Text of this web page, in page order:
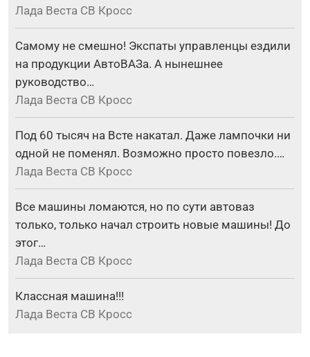
Лада Веста СВ Кросс
Самому не смешно! Экспаты управленцы ездили
на продукции АвтоВАЗа. А нынешнее
руководство…
Лада Веста СВ Кросс
Под 60 тысяч на Всте накатал. Даже лампочки ни
одной не поменял. Возможно просто повезло.…
Лада Веста СВ Кросс
Все машины ломаются, но по сути автоваз
только, только начал строить новые машины! До
этог…
Лада Веста СВ Кросс
Классная машина!!!
Лада Веста СВ Кросс